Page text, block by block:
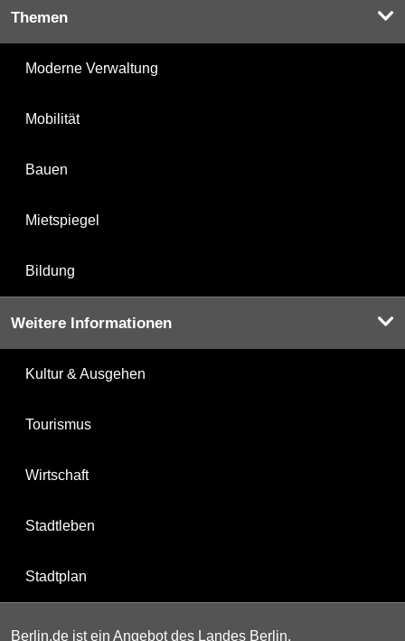
Themen
Moderne Verwaltung
Mobilität
Bauen
Mietspiegel
Bildung
Weitere Informationen
Kultur & Ausgehen
Tourismus
Wirtschaft
Stadtleben
Stadtplan
Berlin.de ist ein Angebot des Landes Berlin.